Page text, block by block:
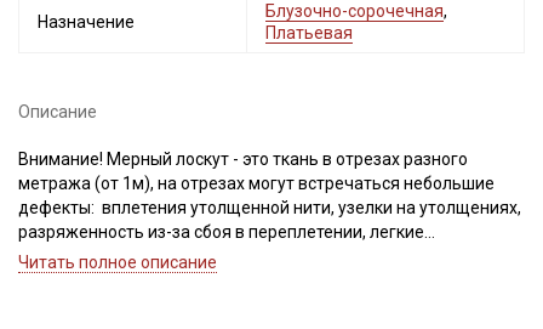
Назначение
Блузочно-сорочечная,
Платьевая
Описание
Внимание! Мерный лоскут - это ткань в отрезах разного
метража (от 1м), на отрезах могут встречаться небольшие
дефекты: вплетения утолщенной нити, узелки на утолщениях,
разряженность из-за сбоя в переплетении, легкие
загрязнения вдоль кромки и на расстоянии до 5см от кромки,
Читать полное описание